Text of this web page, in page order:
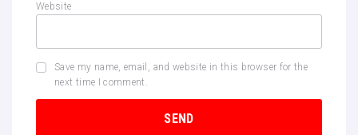
Website
Save my name, email, and website in this browser for the
next time I comment.